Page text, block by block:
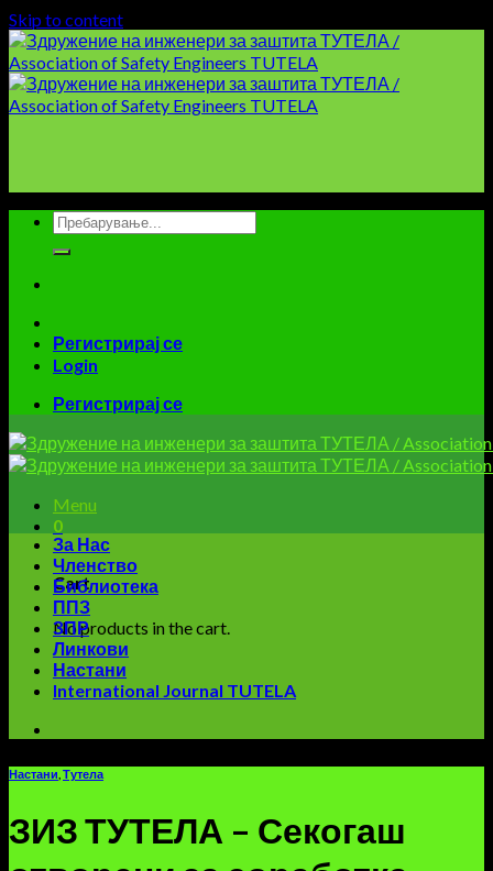
Skip to content
Регистрирај се
Login
Регистрирај се
Menu
0
Cart
No products in the cart.
За Нас
Членство
Библиотека
ППЗ
ЗПР
Линкови
Настани
International Journal TUTELA
Настани Тутела
ЗИЗ ТУТЕЛА – Секогаш